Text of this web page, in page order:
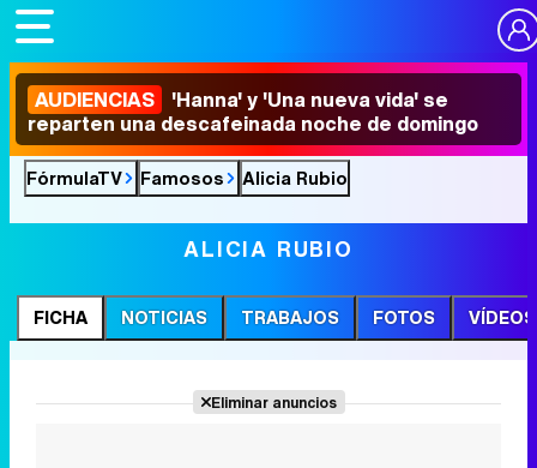
AUDIENCIAS 'Hanna' y 'Una nueva vida' se
reparten una descafeinada noche de domingo
FórmulaTV Famosos Alicia Rubio
ALICIA RUBIO
FICHA NOTICIAS TRABAJOS FOTOS VÍDEOS
Eliminar anuncios